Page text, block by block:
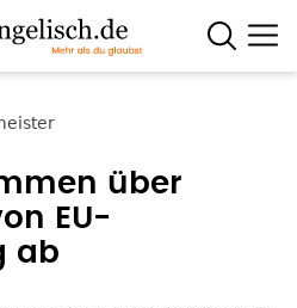
über
EU-
ab